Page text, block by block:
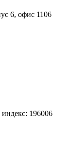
6, офис 1106
196006